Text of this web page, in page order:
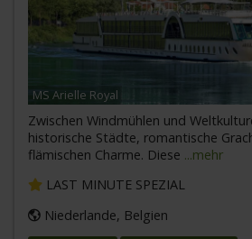
MS Arielle Royal
Zwischen Windmühlen und
historische Städte, romantische
flämischen Charme. Diese ...mehr
LAST MINUTE SPEZIAL
Niederlande, Belgien